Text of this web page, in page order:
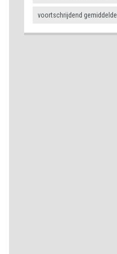
voortschrijdend gemiddelde